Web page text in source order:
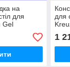
на
для
Gel
Pad
для
1